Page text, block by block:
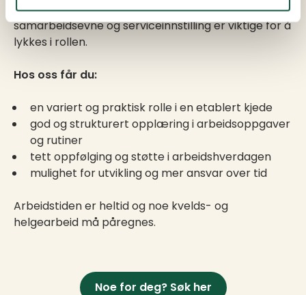
Personlige egenskaper som initiativ, struktur,
samarbeidsevne og serviceinnstilling er viktige for å
lykkes i rollen.
Hos oss får du:
en variert og praktisk rolle i en etablert kjede
god og strukturert opplæring i arbeidsoppgaver
og rutiner
tett oppfølging og støtte i arbeidshverdagen
mulighet for utvikling og mer ansvar over tid
Arbeidstiden er heltid og noe kvelds- og
helgearbeid må påregnes.
Noe for deg? Søk her